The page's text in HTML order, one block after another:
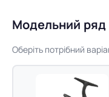
Модельний ряд
Оберіть потрібний